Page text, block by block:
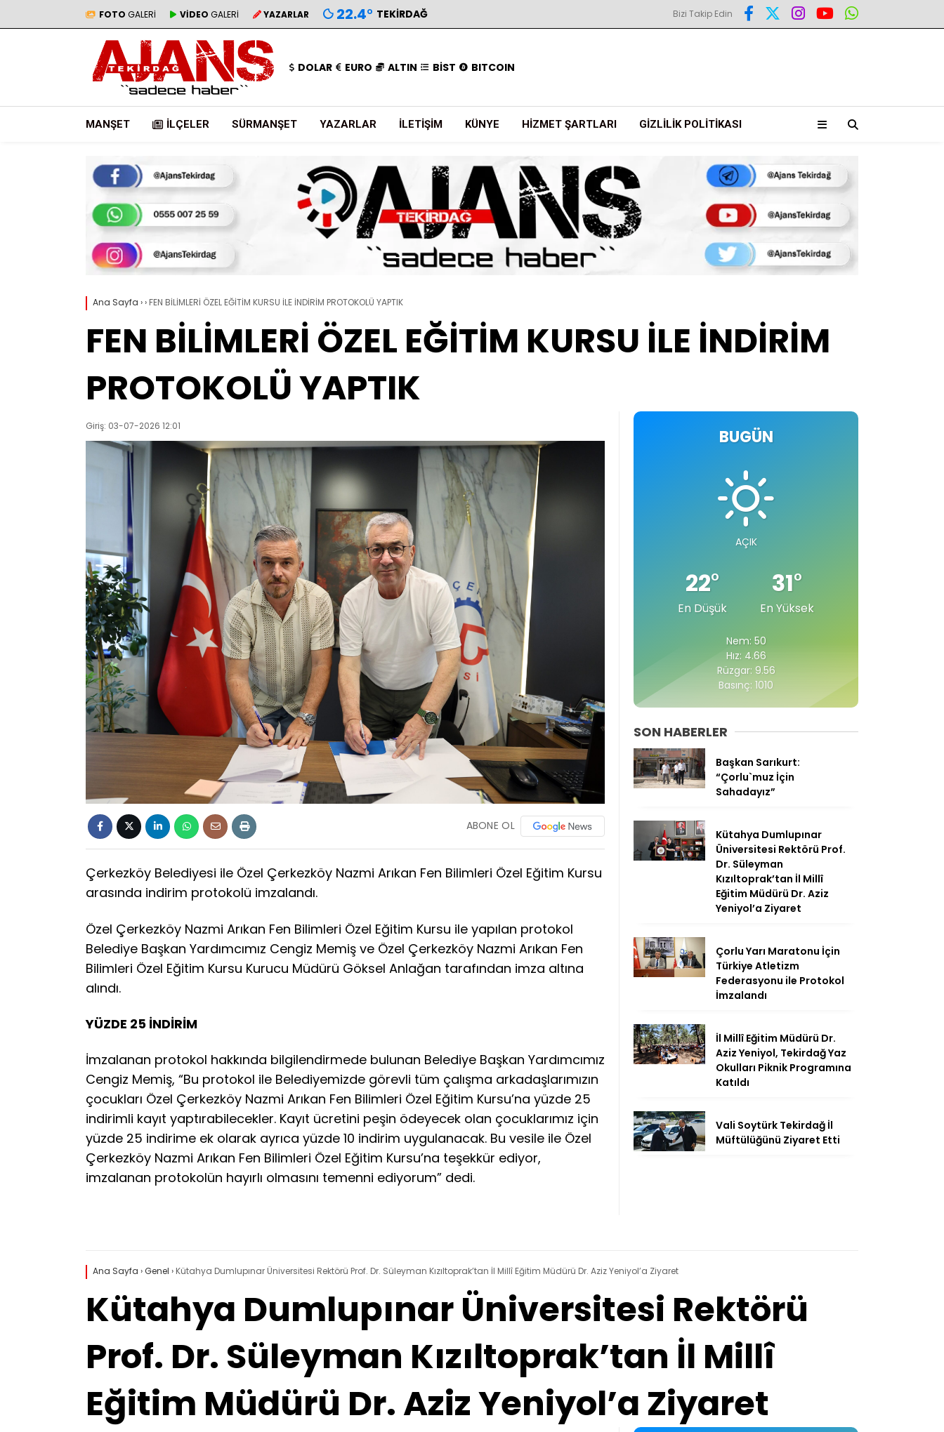
FOTO GALERİ VİDEO GALERİ YAZARLAR 22.4° TEKIRDAĞ Bizi Takip Edin
DOLAR EURO ALTIN BİST BITCOIN
MANŞET İLÇELER SÜRMANŞET YAZARLAR İLETIŞIM KÜNYE HIZMET ŞARTLARI GIZLILIK POLITIKASI
Ana Sayfa ›› FEN BİLİMLERİ ÖZEL EĞİTİM KURSU İLE İNDİRİM PROTOKOLÜ YAPTIK
FEN BİLİMLERİ ÖZEL EĞİTİM KURSU İLE İNDİRİM
PROTOKOLÜ YAPTIK
Giriş: 03-07-2026 12:01
ABONE OL
Çerkezköy Belediyesi ile Özel Çerkezköy Nazmi Arıkan Fen Bilimleri Özel Eğitim Kursu
arasında indirim protokolü imzalandı.
Özel Çerkezköy Nazmi Arıkan Fen Bilimleri Özel Eğitim Kursu ile yapılan protokol
Belediye Başkan Yardımcımız Cengiz Memiş ve Özel Çerkezköy Nazmi Arıkan Fen
Bilimleri Özel Eğitim Kursu Kurucu Müdürü Göksel Anlağan tarafından imza altına
alındı.
YÜZDE 25 İNDİRİM
İmzalanan protokol hakkında bilgilendirmede bulunan Belediye Başkan Yardımcımız
Cengiz Memiş, “Bu protokol ile Belediyemizde görevli tüm çalışma arkadaşlarımızın
çocukları Özel Çerkezköy Nazmi Arıkan Fen Bilimleri Özel Eğitim Kursu’na yüzde 25
indirimli kayıt yaptırabilecekler. Kayıt ücretini peşin ödeyecek olan çocuklarımız için
yüzde 25 indirime ek olarak ayrıca yüzde 10 indirim uygulanacak. Bu vesile ile Özel
Çerkezköy Nazmi Arıkan Fen Bilimleri Özel Eğitim Kursu’na teşekkür ediyor,
imzalanan protokolün hayırlı olmasını temenni ediyorum” dedi.
BUGÜN
AÇIK
22°
En Düşük
31°
En Yüksek
Nem: 50
Hız: 4.66
Rüzgar: 9.56
Basınç: 1010
SON HABERLER
Başkan Sarıkurt:
“Çorlu`muz İçin
Sahadayız”
Kütahya Dumlupınar
Üniversitesi Rektörü Prof.
Dr. Süleyman
Kızıltoprak’tan İl Millî
Eğitim Müdürü Dr. Aziz
Yeniyol’a Ziyaret
Çorlu Yarı Maratonu İçin
Türkiye Atletizm
Federasyonu ile Protokol
İmzalandı
İl Millî Eğitim Müdürü Dr.
Aziz Yeniyol, Tekirdağ Yaz
Okulları Piknik Programına
Katıldı
Vali Soytürk Tekirdağ İl
Müftülüğünü Ziyaret Etti
Ana Sayfa ›Genel › Kütahya Dumlupınar Üniversitesi Rektörü Prof. Dr. Süleyman Kızıltoprak’tan İl Millî Eğitim Müdürü Dr. Aziz Yeniyol’a Ziyaret
Kütahya Dumlupınar Üniversitesi Rektörü
Prof. Dr. Süleyman Kızıltoprak’tan İl Millî
Eğitim Müdürü Dr. Aziz Yeniyol’a Ziyaret